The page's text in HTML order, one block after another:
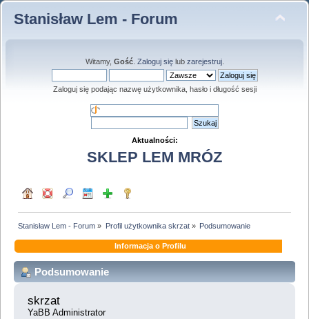
Stanisław Lem - Forum
Witamy, Gość. Zaloguj sięlub zarejestruj.
Zaloguj się podając nazwę użytkownika, hasło i długość sesji
Aktualności:
SKLEP LEM MRÓZ
Stanisław Lem - Forum » Profil użytkownika skrzat» Podsumowanie
Informacja o Profilu
Podsumowanie
skrzat
YaBB Administrator